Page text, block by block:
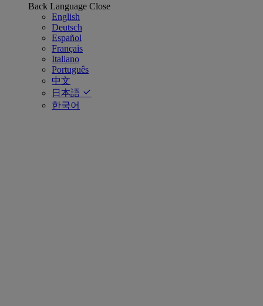
Back Language Close
English
Deutsch
Español
Français
Italiano
Português
中文
日本語
한국어